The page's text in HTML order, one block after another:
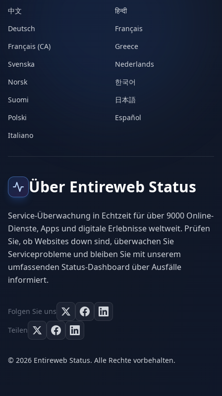
中文
हिन्दी
Deutsch
Français
Français (CA)
Greece
Svenska
Nederlands
Norsk
한국어
Suomi
日本語
Polski
Español
Italiano
Über Entireweb Status
Service-Überwachung in Echtzeit für über 9000 Online-
Dienste, Apps und digitale Erlebnisse weltweit. Prüfen
Sie, ob Websites down sind, überwachen Sie
Serviceprobleme und bleiben Sie mit unserem
umfassenden Status-Dashboard über Ausfälle
informiert.
Folgen Sie uns
Teilen
© 2026 Entireweb Status. Alle Rechte vorbehalten.